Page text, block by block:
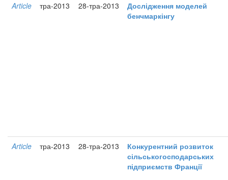
Article тра-2013 28-тра-2013
Дослідження моделей
бенчмаркінгу
Article тра-2013 28-тра-2013
Конкурентний розвиток
сільськогосподарських
підприємств Франції